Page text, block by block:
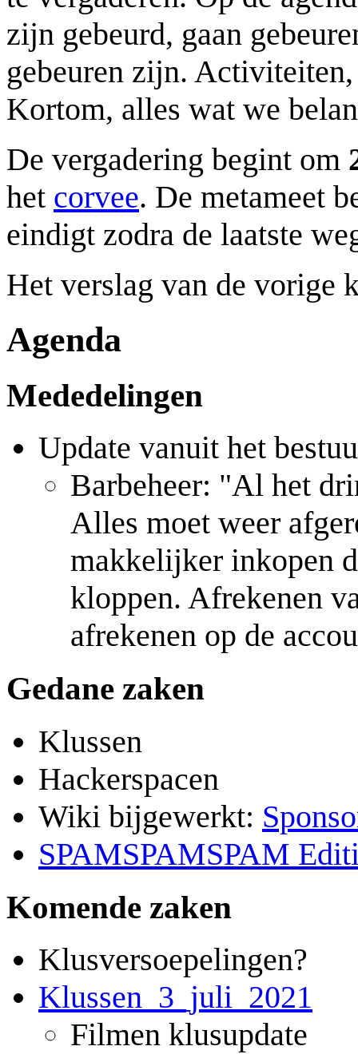
zijn gebeurd, gaan
gebeuren zijn.
Kortom, alles wat we
De vergadering begint om
het corvee. De metameet
eindigt zodra de laatste
Het verslag van de vorige
Agenda
Mededelingen
Update vanuit het
Barbeheer: "Al het
Alles moet weer
makkelijker inkopen
kloppen. Afrekenen
afrekenen op de
Gedane zaken
Klussen
Hackerspacen
Wiki bijgewerkt:
SPAMSPAMSPAM
Komende zaken
Klusversoepelingen?
Klussen_3_juli_2021
Filmen klusupdate